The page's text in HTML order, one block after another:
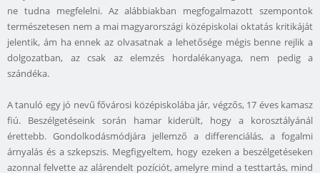
ne tudna megfelelni. Az alábbiakban megfogalmazott szempontok
természetesen nem a mai magyarországi középiskolai oktatás kritikáját
jelentik, ám ha ennek az olvasatnak a lehetősége mégis benne rejlik a
dolgozatban, az csak az elemzés hordalékanyaga, nem pedig a
szándéka.
A tanuló egy jó nevű fővárosi középiskolába jár, végzős, 17 éves kamasz
fiú. Beszélgetéseink során hamar kiderült, hogy a korosztályánál
érettebb. Gondolkodásmódjára jellemző a differenciálás, a fogalmi
árnyalás és a szkepszis. Megfigyeltem, hogy ezeken a beszélgetéseken
azonnal felvette az alárendelt pozíciót, amelyre mind a testtartás, mind